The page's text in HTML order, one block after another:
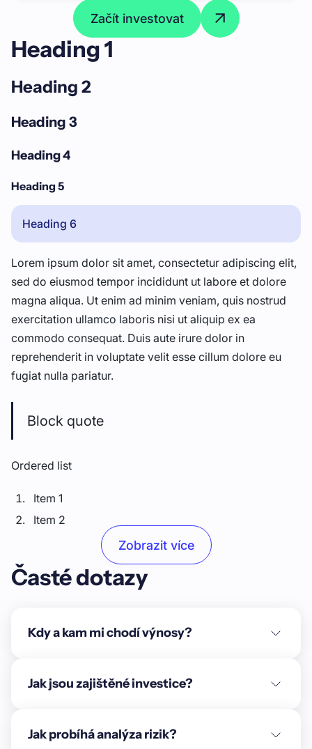
Začít investovat
Heading 1
Heading 2
Heading 3
Heading 4
Heading 5
Heading 6
Lorem ipsum dolor sit amet, consectetur adipiscing elit,
sed do eiusmod tempor incididunt ut labore et dolore
magna aliqua. Ut enim ad minim veniam, quis nostrud
exercitation ullamco laboris nisi ut aliquip ex ea
commodo consequat. Duis aute irure dolor in
reprehenderit in voluptate velit esse cillum dolore eu
fugiat nulla pariatur.
Block quote
Ordered list
Item 1
Item 2
Unordered list
Item B
Text link
Emphasis
Zobrazit více
Časté dotazy
Kdy a kam mi chodí výnosy?
Jak jsou zajištěné investice?
Jak probíhá analýza rizik?